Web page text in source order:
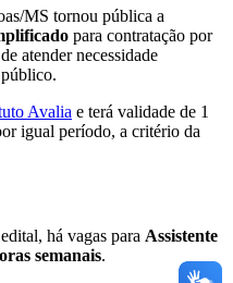
MS tornou pública a
para contratação por
atender necessidade
Avalia e terá validade de 1
igual período, a critério da
há vagas para Assistente
semanais.